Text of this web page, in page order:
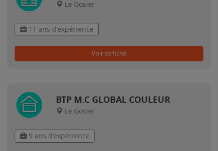
Le Gosier
11 ans d'expérience
Voir sa fiche
BTP M.C GLOBAL COULEUR
Le Gosier
9 ans d'expérience